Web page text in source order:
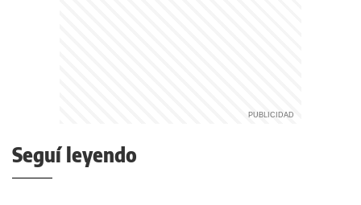
Seguí leyendo